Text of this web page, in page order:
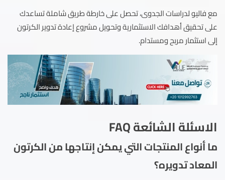
مع فاليو لدراسات الجدوى، تحصل على خارطة طريق شاملة تساعدك
على تحقيق أهدافك الاستثمارية وتحويل مشروع إعادة تدوير الكرتون
إلى استثمار مربح ومستدام.
الاسئلة الشائعة FAQ
ما أنواع المنتجات التي يمكن إنتاجها من الكرتون
المعاد تدويره؟